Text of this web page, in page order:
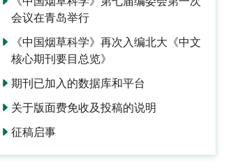
会议在青岛举行
《中国烟草科学》再次入编北大《中文
核心期刊要目总览》
期刊已加入的数据库和平台
关于版面费免收及投稿的说明
征稿启事